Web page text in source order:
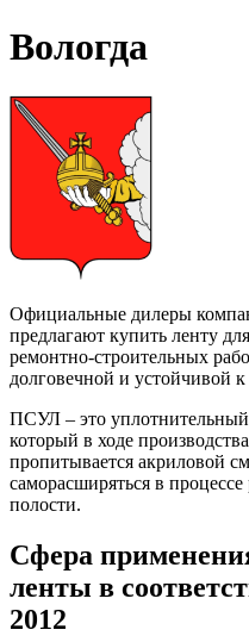
Вологда
Официальные дилеры
предлагают купить ленту
ремонтно-строительных
долговечной и устойчивой
ПСУЛ – это
который в ходе
пропитывается акриловой
саморасширяться в
полости.
Сфера
ленты в
2012